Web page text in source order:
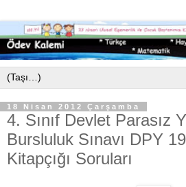
18 Nisan 2012 Çarşamba
4. Sınıf Devlet Parasız
Bursluluk Sınavı DPY
Kitapçığı Soruları